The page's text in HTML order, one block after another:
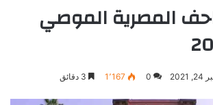
المصرية الموصي
0 1٬167